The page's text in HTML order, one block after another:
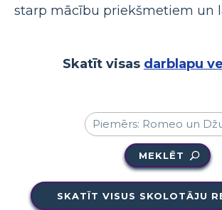
starp mācību priekšmetiem un
Skatīt visas darblapu
MEKLĒT
SKATĪT VISUS SKOLOTĀJU